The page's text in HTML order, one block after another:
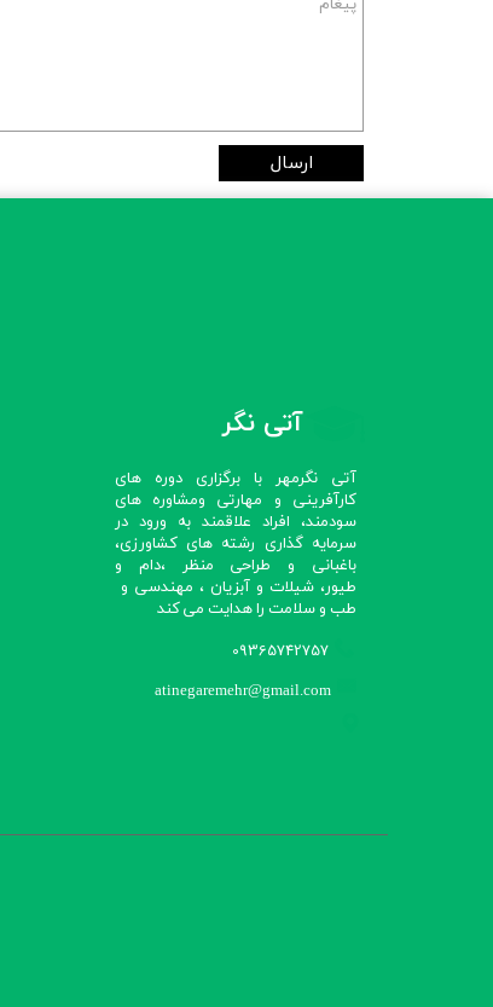
ارسال
آتی نگر
آتی نگرمهر با برگزاری دوره های
کارآفرینی و مهارتی ومشاوره های
سودمند، افراد علاقمند به ورود در
سرمایه گذاری رشته های کشاورزی،
باغبانی و طراحی منظر ،دام و
طیور، شیلات و آبزیان ، مهندسی و
طب و سلامت را هدایت می کند​​​​​​​
09365742757
atinegaremehr@gmail.com